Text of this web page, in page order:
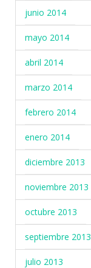
junio 2014
mayo 2014
abril 2014
marzo 2014
febrero 2014
enero 2014
diciembre 2013
noviembre 2013
octubre 2013
septiembre 2013
julio 2013